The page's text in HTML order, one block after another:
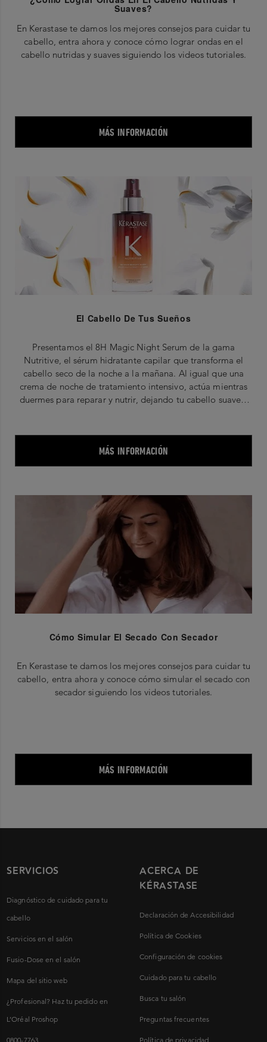
Suaves?
En Kerastase te damos los mejores consejos para cuidar tu
cabello, entra ahora y conoce cómo lograr ondas en el
cabello nutridas y suaves siguiendo los videos tutoriales.
MÁS INFORMACIÓN
El Cabello De Tus Sueños
Presentamos el 8H Magic Night Serum de la gama
Nutritive, el sérum hidratante capilar que transforma el
cabello seco de la noche a la mañana. Al igual que una
crema de noche de tratamiento intensivo, actúa mientras
duermes para reparar y nutrir, dejando tu cabello suave y
MÁS INFORMACIÓN
Cómo Simular El Secado Con Secador
En Kerastase te damos los mejores consejos para cuidar tu
cabello, entra ahora y conoce cómo simular el secado con
secador siguiendo los videos tutoriales.
MÁS INFORMACIÓN
SERVICIOS
Diagnóstico de cuidado para tu
cabello
Servicios en el salón
Fusio-Dose en el salón
Mapa del sitio web
¿Profesional? Haz tu pedido en
L’Oréal Proshop
0800-7763
ACERCA DE
KÉRASTASE
Declaración de Accesibilidad
Política de Cookies
Configuración de cookies
Cuidado para tu cabello
Busca tu salón
Preguntas frecuentes
Política de privacidad